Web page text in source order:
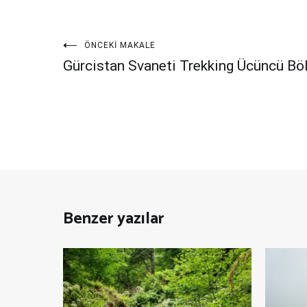
YazıÖNCEKI MAKALE
Gürcistan Svaneti Trekking Ücüncü
Benzer yazılar